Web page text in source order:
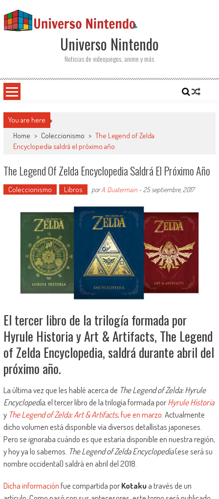
Universo Nintendo
Noticias de videojuegos, anime y más
You are here
Home > Coleccionismo > The Legend of Zelda
Encyclopedia saldrá el próximo año
The Legend Of Zelda Encyclopedia Saldrá El Próximo Año
Coleccionismo Libros porA. Quatermain- 25 septiembre, 2017
El tercer libro de la trilogía formada por
Hyrule Historia y Art & Artifacts, The Legend
of Zelda Encyclopedia, saldrá durante abril del
próximo año.
La última vez que les hablé acerca de The Legend of Zelda: Hyrule
Encyclopedia, el tercer libro de la trilogía formada porHyrule Historia
y The Legend of Zelda: Art & Artifacts,fue en marzo . Actualmente
dicho volumen está disponible vía diversos detallistas japoneses.
Pero se ignoraba cuándo es que estaría disponible en nuestra región,
y hoy ya lo sabemos. The Legend of Zelda Encyclopedia(ese será su
nombre occidental) saldrá en abril del 2018.
Dicha informaciónfue compartida porKotakua través de un